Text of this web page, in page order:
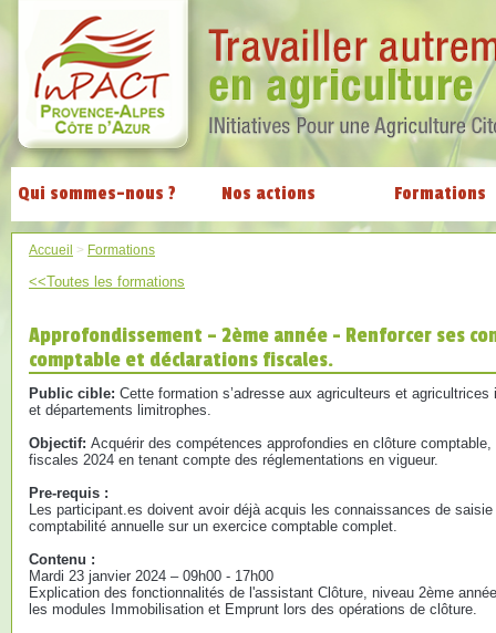
Qui sommes-nous ? Nos actions Formations
Accueil > Formations
<<Toutes les formations
Approfondissement – 2ème année - Renforcer ses
comptable et déclarations fiscales.
Public cible: Cette formation s’adresse aux agriculteurs et
et départements limitrophes.
Objectif: Acquérir des compétences approfondies en clôture
fiscales 2024 en tenant compte des réglementations en vigueur.
Pre-requis :
Les participant.es doivent avoir déjà acquis les connaissances de
comptabilité annuelle sur un exercice comptable complet.
Contenu :
Mardi 23 janvier 2024 – 09h00 - 17h00
Explication des fonctionnalités de l'assistant Clôture, niveau 2ème
les modules Immobilisation et Emprunt lors des opérations de clôture.